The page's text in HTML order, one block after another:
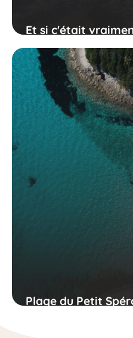
Et si c'était
d'aller en Corse ?
Plage du Petit